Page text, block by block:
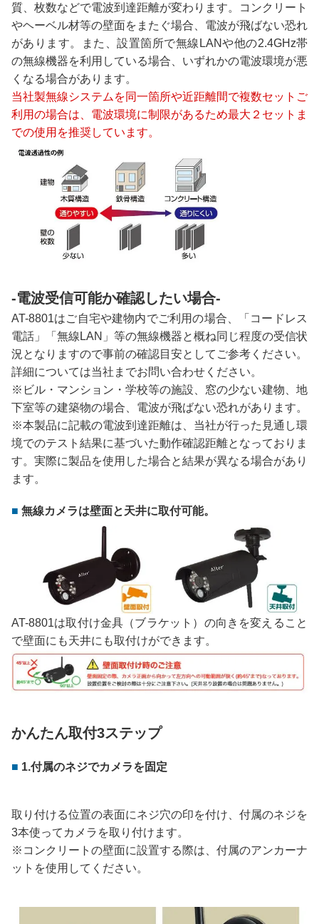
質、枚数などで電波到達距離が変わります。コンクリート
やヘーベル材等の壁面をまたぐ場合、電波が飛ばない恐れ
があります。また、設置箇所で無線LANや他の2.4GHz帯
の無線機器を利用している場合、いずれかの電波環境が悪
くなる場合があります。
当社製無線システムを同一箇所や近距離間で複数セットご
利用の場合は、電波環境に制限があるため最大２セットま
での使用を推奨しています。
-電波受信可能か確認したい場合-
AT-8801はご自宅や建物内でご利用の場合、「コードレス
電話」「無線LAN」等の無線機器と概ね同じ程度の受信状
況となりますので事前の確認目安としてご参考ください。
詳細については当社までお問い合わせください。
※ビル・マンション・学校等の施設、窓の少ない建物、地
下室等の建築物の場合、電波が飛ばない恐れがあります。
※本製品に記載の電波到達距離は、当社が行った見通し環
境でのテスト結果に基づいた動作確認距離となっておりま
す。実際に製品を使用した場合と結果が異なる場合があり
ます。
無線カメラは壁面と天井に取付可能。
AT-8801は取付け金具（ブラケット）の向きを変えること
で壁面にも天井にも取付けができます。
かんたん取付3ステップ
1.付属のネジでカメラを固定
取り付ける位置の表面にネジ穴の印を付け、付属のネジを
3本使ってカメラを取り付けます。
※コンクリートの壁面に設置する際は、付属のアンカーナ
ットを使用してください。